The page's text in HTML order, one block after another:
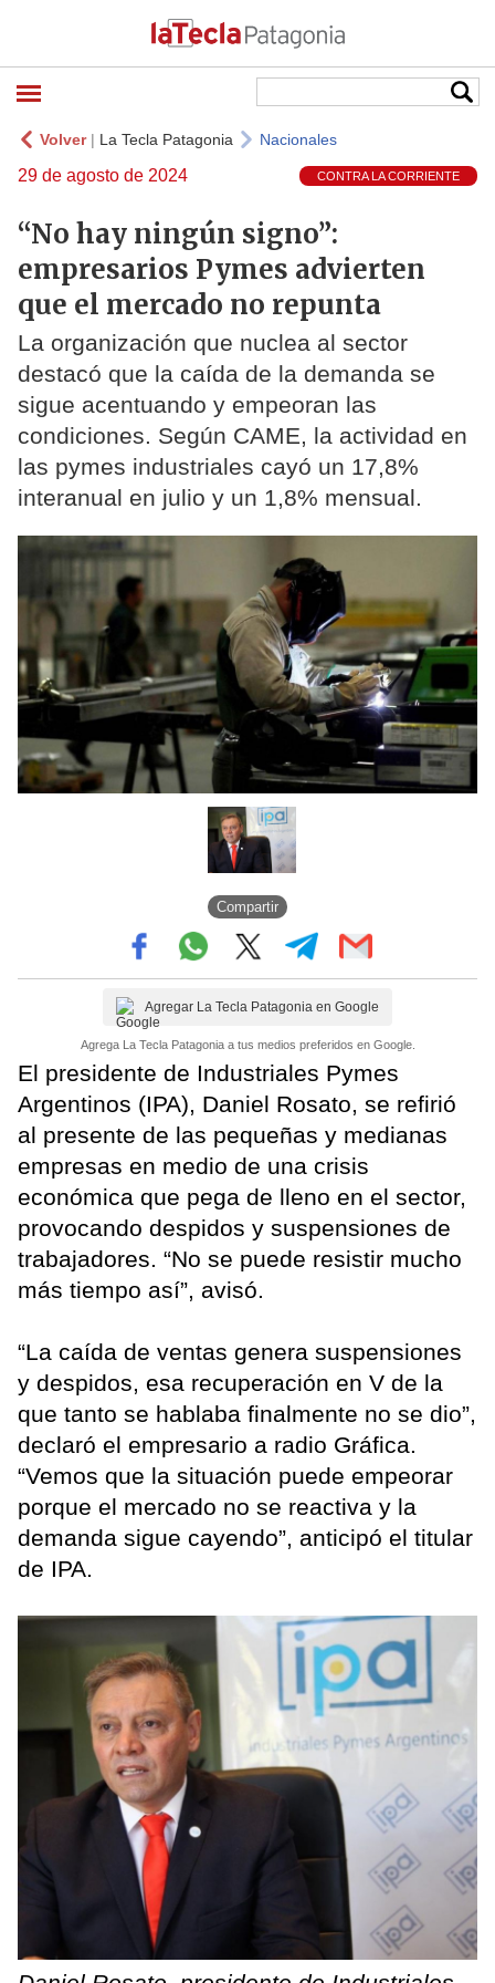
Volver| La Tecla Patagonia Nacionales
29 de agosto de 2024 CONTRA LA CORRIENTE
“No hay ningún signo”:
empresarios Pymes advierten
que el mercado no repunta
La organización que nuclea al sector
destacó que la caída de la demanda se
sigue acentuando y empeoran las
condiciones. Según CAME, la actividad en
las pymes industriales cayó un 17,8%
interanual en julio y un 1,8% mensual.
Compartir
Agregar La Tecla Patagonia en Google
Agrega La Tecla Patagonia a tus medios preferidos en Google.
El presidente de Industriales Pymes
Argentinos (IPA), Daniel Rosato, se refirió
al presente de las pequeñas y medianas
empresas en medio de una crisis
económica que pega de lleno en el sector,
provocando despidos y suspensiones de
trabajadores. “No se puede resistir mucho
más tiempo así”, avisó.
“La caída de ventas genera suspensiones
y despidos, esa recuperación en V de la
que tanto se hablaba finalmente no se dio”,
declaró el empresario a radio Gráfica.
“Vemos que la situación puede empeorar
porque el mercado no se reactiva y la
demanda sigue cayendo”, anticipó el titular
de IPA.